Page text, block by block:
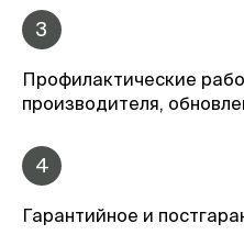
3
Профилактические
производителя,
4
Гарантийное и